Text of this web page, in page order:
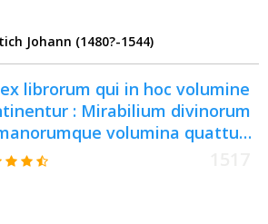
Johann (1480?-1544)
librorum qui in hoc volumine
: Mirabilium divinorum
volumina quattuor
videlicet de mirabilibus